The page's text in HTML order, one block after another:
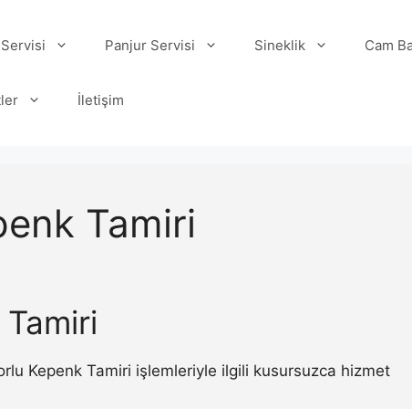
Panjur Servisi Sineklik Cam
İletişim
Tamiri
Kepenk Tamiri işlemleriyle ilgili kusursuzca hizmet